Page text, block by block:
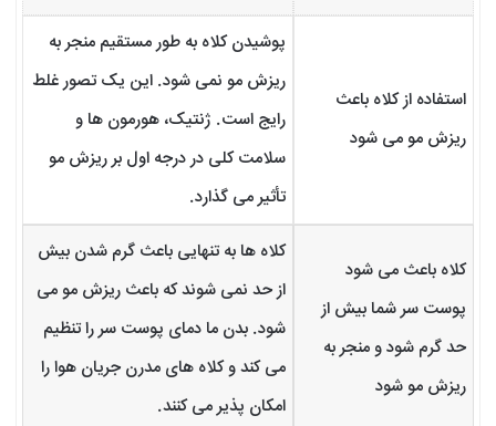
استفاده از کلاه باعث
ریزش مو می شود
پوشیدن کلاه به طور مستقیم منجر به
ریزش مو نمی شود. این یک تصور غلط
رایج است. ژنتیک، هورمون ها و
سلامت کلی در درجه اول بر ریزش مو
تأثیر می گذارد.
کلاه باعث می شود
پوست سر شما بیش از
حد گرم شود و منجر به
ریزش مو شود
کلاه ها به تنهایی باعث گرم شدن بیش
از حد نمی شوند که باعث ریزش مو می
شود. بدن ما دمای پوست سر را تنظیم
می کند و کلاه های مدرن جریان هوا را
امکان پذیر می کنند.